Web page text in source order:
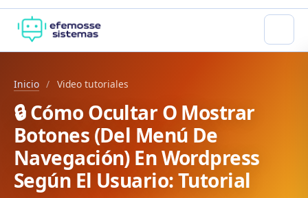
Inicio / Video tutoriales
🔒 Cómo Ocultar O Mostrar
Botones (Del Menú De
Navegación) En Wordpress
Según El Usuario: Tutorial